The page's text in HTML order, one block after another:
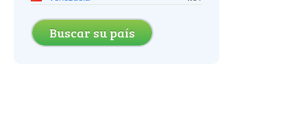
Buscar su país